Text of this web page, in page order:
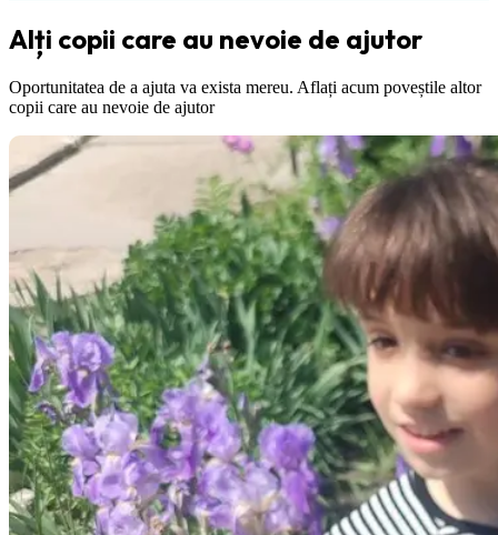
Alți copii care au nevoie de ajutor
Oportunitatea de a ajuta va exista mereu. Aflați acum poveștile altor
copii care au nevoie de ajutor